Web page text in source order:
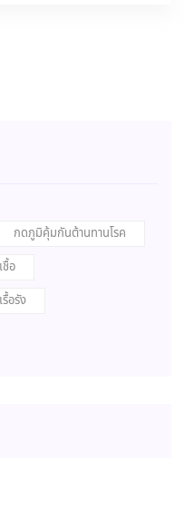
กดภูมิคุ้มกันต้านทานโรค
ชื้อ
อรัง